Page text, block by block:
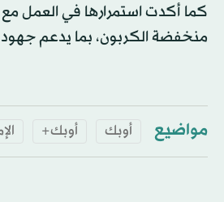
كما أكدت استمرارها في العمل مع
منخفضة الكربون، بما يدعم
مواضيع أوبك أوبك+